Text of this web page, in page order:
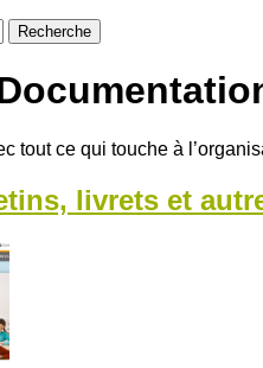
tout ce qui touche à
livrets et